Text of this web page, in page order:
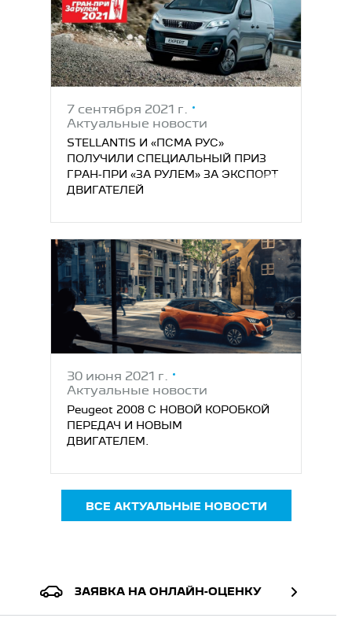
7 сентября 2021 г.
Актуальные новости
STELLANTIS И «ПСМА РУС»
ПОЛУЧИЛИ СПЕЦИАЛЬНЫЙ ПРИЗ
ГРАН-ПРИ «ЗА РУЛЕМ» ЗА ЭКСПОРТ
ДВИГАТЕЛЕЙ
30 июня 2021 г.
Актуальные новости
Peugeot 2008 С НОВОЙ КОРОБКОЙ
ПЕРЕДАЧ И НОВЫМ
ДВИГАТЕЛЕМ.
ВСЕ АКТУАЛЬНЫЕ НОВОСТИ
ЗАЯВКА НА ОНЛАЙН-ОЦЕНКУ